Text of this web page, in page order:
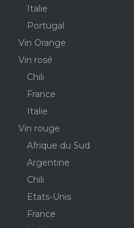
Italie
Portugal
Vin Orange
Vin rosé
Chili
France
Italie
Vin rouge
Afrique du Sud
Argentine
Chili
Etats-Unis
France